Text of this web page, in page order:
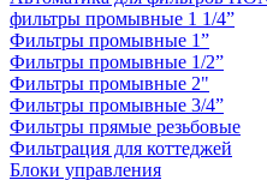
фильтры промывные 1 1/4”
Фильтры промывные 1”
Фильтры промывные 1/2”
Фильтры промывные 2"
Фильтры промывные 3/4”
Фильтры прямые резьбовые
Фильтрация для коттеджей
Блоки управления